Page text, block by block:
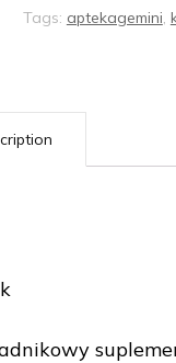
Tags: aptekagemini,